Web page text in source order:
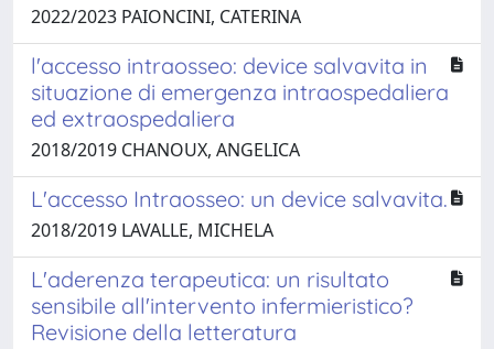
2022/2023 PAIONCINI, CATERINA
l'accesso intraosseo: device salvavita in
situazione di emergenza intraospedaliera
ed extraospedaliera
2018/2019 CHANOUX, ANGELICA
L'accesso Intraosseo: un device salvavita.
2018/2019 LAVALLE, MICHELA
L'aderenza terapeutica: un risultato
sensibile all'intervento infermieristico?
Revisione della letteratura